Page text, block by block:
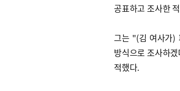
공표하고 조사한
그는 "(김 여사가)
방식으로 조사하
적했다.